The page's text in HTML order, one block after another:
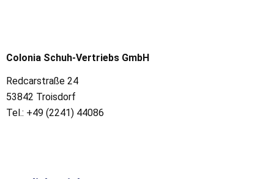
Colonia Schuh-Vertriebs GmbH
Redcarstraße 24
53842 Troisdorf
Tel.: +49 (2241) 44086